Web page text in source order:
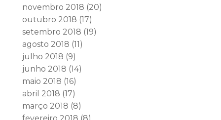
novembro 2018 (20)
outubro 2018 (17)
setembro 2018 (19)
agosto 2018 (11)
julho 2018 (9)
junho 2018 (14)
maio 2018 (16)
abril 2018 (17)
março 2018 (8)